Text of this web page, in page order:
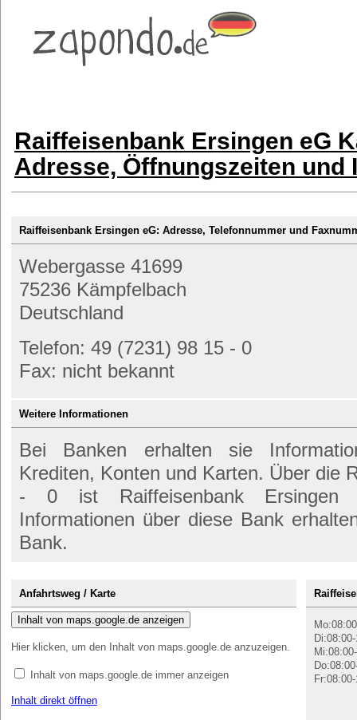
Raiffeisenbank Ersingen eG
Adresse, Öffnungszeiten und
Raiffeisenbank Ersingen eG: Adresse, Telefonnummer und
Webergasse 41699
75236 Kämpfelbach
Deutschland
Telefon: 49 (7231) 98 15 - 0
Fax: nicht bekannt
Weitere Informationen
Bei Banken erhalten sie
Krediten, Konten und Karten. Über die
- 0 ist Raiffeisenbank Ersingen
Informationen über diese Bank
Bank.
Anfahrtsweg / Karte
Inhalt von maps.google.de anzeigen
Hier klicken, um den Inhalt von maps.google.de anzuzeigen.
Inhalt von maps.google.de immer anzeigen
Inhalt direkt öffnen